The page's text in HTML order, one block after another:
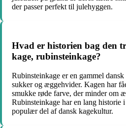
der passer perfekt til julehyggen.
Hvad er historien bag den
kage, rubinsteinkage?
Rubinsteinkage er en gammel
sukker og æggehvider. Kagen har
smukke røde farve, der minder om
Rubinsteinkage har en lang historie
populær del af dansk kagekultur.